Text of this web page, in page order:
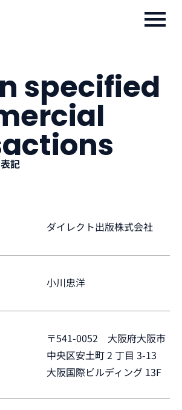
ダイレクト出版株式会社
specified
記
ダイレクト出版株式会社
小川忠洋
〒541-0052 大阪府大阪市
中央区安土町 2 丁目 3-13
大阪国際ビルディング 13F